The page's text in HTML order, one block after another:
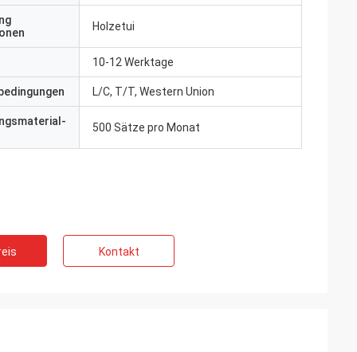
Holzetui
10-12 Werktage
L/C, T/T, Western Union
500 Sätze pro Monat
Kontakt